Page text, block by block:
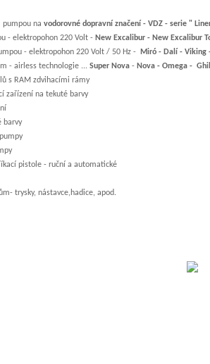
na vodorovné dopravní značení - VDZ - serie "
- elektropohon 220 Volt - New Excalibur - New Excalibur
- elektropohon 220 Volt / 50 Hz -
Miró - Dalí - Viking
- airless technologie ... Super Nova - Nova - Omega -
s RAM zdvihacími rámy
zařízení na tekuté barvy
barvy
pistole - ruční a automatické
trysky, nástavce,hadice, apod.